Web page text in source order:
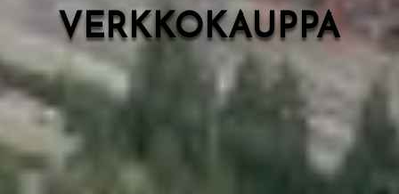
VERKKOKAUPPA